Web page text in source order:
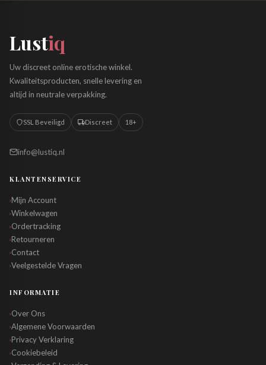
Lustiq
Uw discreet online erotische winkel.
Kwaliteitsproducten, snelle levering en
altijd in neutrale verpakking.
SSL Beveiligd Discreet 18+
info@lustiq.nl
KLANTENSERVICE
›Mijn Account
›Winkelwagen
›Ordertracking
›Retourneren
›Contact
›Veelgestelde Vragen
INFORMATIE
›Over Ons
›Algemene Voorwaarden
›Privacy Verklaring
›Cookiebeleid